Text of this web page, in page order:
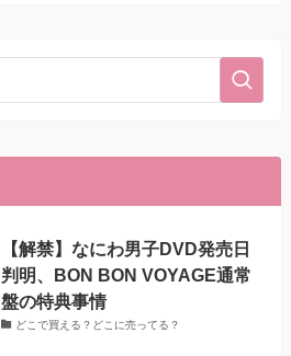
【解禁】なにわ男子DVD発売日
判明、BON BON VOYAGE通常
盤の特典事情
どこで買える？どこに売ってる？